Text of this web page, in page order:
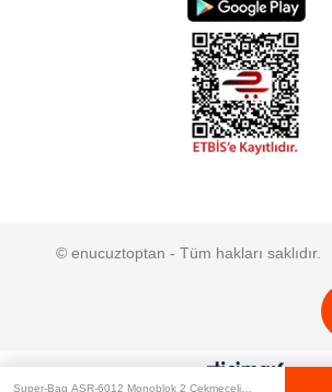
© enucuztoptan - Tüm hakları saklıdır.
Super-Bag ASR-6012 Monoblok 2 Çekmeceli